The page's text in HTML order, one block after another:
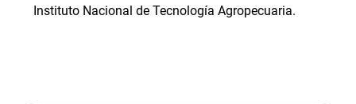
Instituto Nacional de Tecnología Agropecuaria.